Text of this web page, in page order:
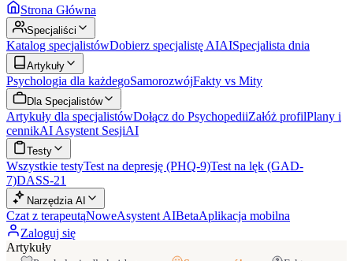
Strona Główna
Specjaliści
Katalog specjalistówDobierz specjalistę AIAISpecjalista dnia
Artykuły
Psychologia dla każdegoSamorozwójFakty vs Mity
Dla Specjalistów
Artykuły dla specjalistówDołącz do PsychopediiZałóż profilPlany i
cennikAI Asystent SesjiAI
Testy
Wszystkie testyTest na depresję (PHQ-9)Test na lęk (GAD-
7)DASS-21
Narzędzia AI
Czat z terapeutąNoweAsystent AIBetaAplikacja mobilna
Zaloguj się
Artykuły